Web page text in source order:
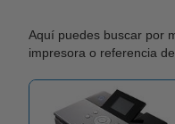
Aquí puedes buscar por
impresora o referencia